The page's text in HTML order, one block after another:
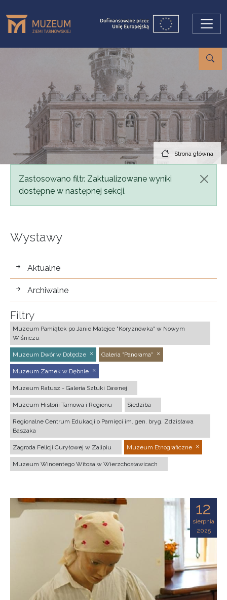
Strona główna
Komunikat
Zastosowano filtr. Zaktualizowane wyniki
dostępne w następnej sekcji.
Wystawy
wystawy
Aktualne
Archiwalne
Filtry
Muzeum Pamiątek po Janie Matejce "Koryznówka" w Nowym
Wiśniczu
Muzeum Dwór w Dołędze Galeria "Panorama"
Muzeum Zamek w Dębnie
Muzeum Ratusz - Galeria Sztuki Dawnej
Muzeum Historii Tarnowa i Regionu Siedziba
Regionalne Centrum Edukacji o Pamięci im. gen. bryg. Zdzisława
Baszaka
Zagroda Felicji Curyłowej w Zalipiu Muzeum Etnograficzne
Muzeum Wincentego Witosa w Wierzchosławicach
12
sierpnia
2025